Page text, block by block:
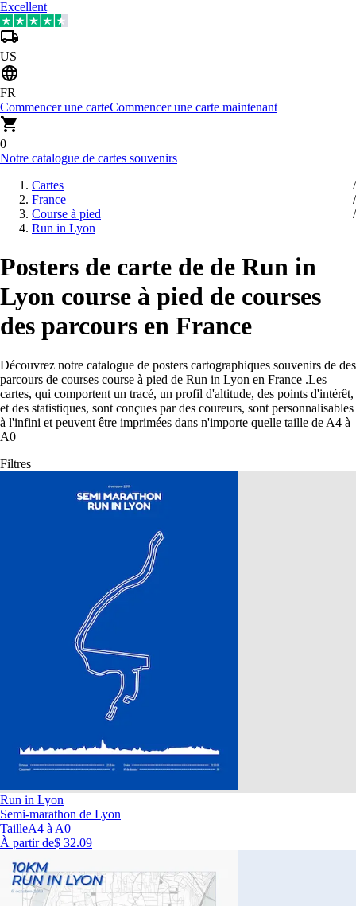
Excellent
US
FR
Commencer une carteCommencer une carte maintenant
0
Notre catalogue de cartes souvenirs
Cartes
France
Course à pied
Run in Lyon
Posters de carte de de Run in
Lyon course à pied de courses
des parcours en France
Découvrez notre catalogue de posters cartographiques souvenirs de des
parcours de courses course à pied de Run in Lyon en France .Les
cartes, qui comportent un tracé, un profil d'altitude, des points d'intérêt,
et des statistiques, sont conçues par des coureurs, sont personnalisables
à l'infini et peuvent être imprimées dans n'importe quelle taille de A4 à
A0
Filtres
Run in Lyon
Semi-marathon de Lyon
TailleA4 à A0
À partir de$ 32.09